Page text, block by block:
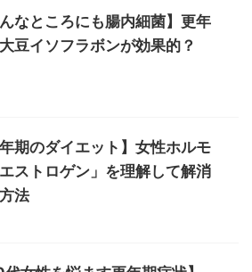
んなところにも腸内細菌】更年
豆イソフラボンが効果的？
年期のダイエット】女性ホルモ
ストロゲン」を理解して解消
法